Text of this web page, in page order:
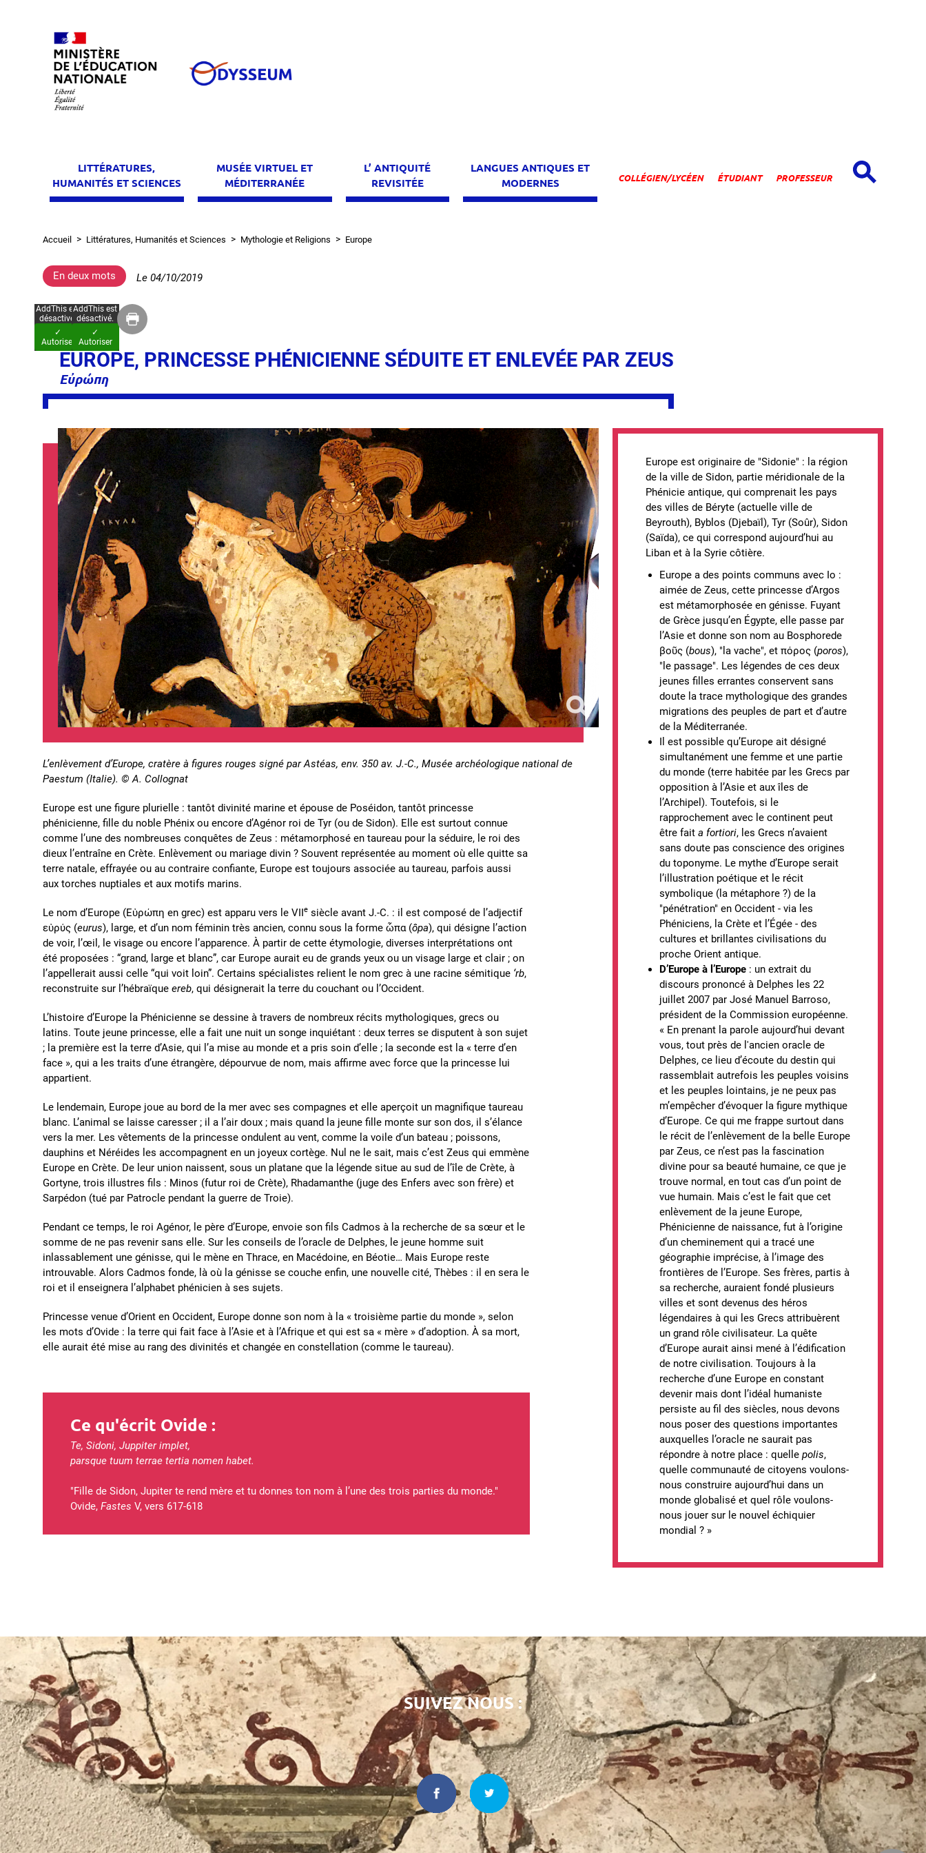
LITTÉRATURES,
HUMANITÉS ET SCIENCES
MUSÉE VIRTUEL ET
MÉDITERRANÉE
L’ ANTIQUITÉ
REVISITÉE
LANGUES ANTIQUES ET
MODERNES
Espaces
COLLÉGIEN/LYCÉEN ÉTUDIANT PROFESSEUR
Fil
d'Ariane
Accueil Littératures, Humanités et Sciences Mythologie et Religions Europe
En deux mots Le 04/10/2019
AddThis est
désactivé.
✓
Autoriser
AddThis est
désactivé.
✓
Autoriser
EUROPE, PRINCESSE PHÉNICIENNE SÉDUITE ET ENLEVÉE PAR ZEUS
Εὐρώπη
L’enlèvement d’Europe, cratère à figures rouges signé par Astéas, env. 350 av. J.-C., Musée archéologique national de
Paestum (Italie). © A. Collognat
Europe est une figure plurielle : tantôt divinité marine et épouse de Poséidon, tantôt princesse
phénicienne, fille du noble Phénix ou encore d’Agénor roi de Tyr (ou de Sidon). Elle est surtout connue
comme l’une des nombreuses conquêtes de Zeus : métamorphosé en taureau pour la séduire, le roi des
dieux l’entraîne en Crète. Enlèvement ou mariage divin ? Souvent représentée au moment où elle quitte sa
terre natale, effrayée ou au contraire confiante, Europe est toujours associée au taureau, parfois aussi
aux torches nuptiales et aux motifs marins.
Le nom d’Europe (Εὐρώπη en grec) est apparu vers le VIIe siècle avant J.-C. : il est composé de l’adjectif
εὐρύς (eurus), large, et d’un nom féminin très ancien, connu sous la forme ὦπα (ôpa), qui désigne l’action
de voir, l’œil, le visage ou encore l’apparence. À partir de cette étymologie, diverses interprétations ont
été proposées : “grand, large et blanc”, car Europe aurait eu de grands yeux ou un visage large et clair ; on
l’appellerait aussi celle “qui voit loin”. Certains spécialistes relient le nom grec à une racine sémitique ‘rb,
reconstruite sur l’hébraïque ereb, qui désignerait la terre du couchant ou l’Occident.
L’histoire d’Europe la Phénicienne se dessine à travers de nombreux récits mythologiques, grecs ou
latins. Toute jeune princesse, elle a fait une nuit un songe inquiétant : deux terres se disputent à son sujet
; la première est la terre d’Asie, qui l’a mise au monde et a pris soin d’elle ; la seconde est la « terre d’en
face », qui a les traits d’une étrangère, dépourvue de nom, mais affirme avec force que la princesse lui
appartient.
Le lendemain, Europe joue au bord de la mer avec ses compagnes et elle aperçoit un magnifique taureau
blanc. L’animal se laisse caresser ; il a l’air doux ; mais quand la jeune fille monte sur son dos, il s’élance
vers la mer. Les vêtements de la princesse ondulent au vent, comme la voile d’un bateau ; poissons,
dauphins et Néréides les accompagnent en un joyeux cortège. Nul ne le sait, mais c’est Zeus qui emmène
Europe en Crète. De leur union naissent, sous un platane que la légende situe au sud de l’île de Crète, à
Gortyne, trois illustres fils : Minos (futur roi de Crète), Rhadamanthe (juge des Enfers avec son frère) et
Sarpédon (tué par Patrocle pendant la guerre de Troie).
Pendant ce temps, le roi Agénor, le père d’Europe, envoie son fils Cadmos à la recherche de sa sœur et le
somme de ne pas revenir sans elle. Sur les conseils de l’oracle de Delphes, le jeune homme suit
inlassablement une génisse, qui le mène en Thrace, en Macédoine, en Béotie… Mais Europe reste
introuvable. Alors Cadmos fonde, là où la génisse se couche enfin, une nouvelle cité, Thèbes : il en sera le
roi et il enseignera l’alphabet phénicien à ses sujets.
Princesse venue d’Orient en Occident, Europe donne son nom à la « troisième partie du monde », selon
les mots d’Ovide : la terre qui fait face à l’Asie et à l’Afrique et qui est sa « mère » d’adoption. À sa mort,
elle aurait été mise au rang des divinités et changée en constellation (comme le taureau).
Ce qu'écrit Ovide :
Te, Sidoni, Juppiter implet,
parsque tuum terrae tertia nomen habet.
"Fille de Sidon, Jupiter te rend mère et tu donnes ton nom à l’une des trois parties du monde."
Ovide, Fastes V, vers 617-618
Europe est originaire de "Sidonie" : la région
de la ville de Sidon, partie méridionale de la
Phénicie antique, qui comprenait les pays
des villes de Béryte (actuelle ville de
Beyrouth), Byblos (Djebaïl), Tyr (Soûr), Sidon
(Saïda), ce qui correspond aujourd’hui au
Liban et à la Syrie côtière.
Europe a des points communs avec Io :
aimée de Zeus, cette princesse d’Argos
est métamorphosée en génisse. Fuyant
de Grèce jusqu’en Égypte, elle passe par
l’Asie et donne son nom au Bosphorede
βοῦς (bous), "la vache", et πόρος (poros),
"le passage". Les légendes de ces deux
jeunes filles errantes conservent sans
doute la trace mythologique des grandes
migrations des peuples de part et d’autre
de la Méditerranée.
Il est possible qu’Europe ait désigné
simultanément une femme et une partie
du monde (terre habitée par les Grecs par
opposition à l’Asie et aux îles de
l’Archipel). Toutefois, si le
rapprochement avec le continent peut
être fait a fortiori, les Grecs n’avaient
sans doute pas conscience des origines
du toponyme. Le mythe d’Europe serait
l’illustration poétique et le récit
symbolique (la métaphore ?) de la
"pénétration" en Occident - via les
Phéniciens, la Crète et l’Égée - des
cultures et brillantes civilisations du
proche Orient antique.
D’Europe à l’Europe: un extrait du
discours prononcé à Delphes les 22
juillet 2007 par José Manuel Barroso,
président de la Commission européenne.
« En prenant la parole aujourd’hui devant
vous, tout près de l'ancien oracle de
Delphes, ce lieu d’écoute du destin qui
rassemblait autrefois les peuples voisins
et les peuples lointains, je ne peux pas
m’empêcher d’évoquer la figure mythique
d’Europe. Ce qui me frappe surtout dans
le récit de l’enlèvement de la belle Europe
par Zeus, ce n’est pas la fascination
divine pour sa beauté humaine, ce que je
trouve normal, en tout cas d’un point de
vue humain. Mais c’est le fait que cet
enlèvement de la jeune Europe,
Phénicienne de naissance, fut à l’origine
d’un cheminement qui a tracé une
géographie imprécise, à l’image des
frontières de l’Europe. Ses frères, partis à
sa recherche, auraient fondé plusieurs
villes et sont devenus des héros
légendaires à qui les Grecs attribuèrent
un grand rôle civilisateur. La quête
d’Europe aurait ainsi mené à l’édification
de notre civilisation. Toujours à la
recherche d’une Europe en constant
devenir mais dont l’idéal humaniste
persiste au fil des siècles, nous devons
nous poser des questions importantes
auxquelles l’oracle ne saurait pas
répondre à notre place : quelle polis,
quelle communauté de citoyens voulons-
nous construire aujourd’hui dans un
monde globalisé et quel rôle voulons-
nous jouer sur le nouvel échiquier
mondial ? »
SUIVEZ NOUS :